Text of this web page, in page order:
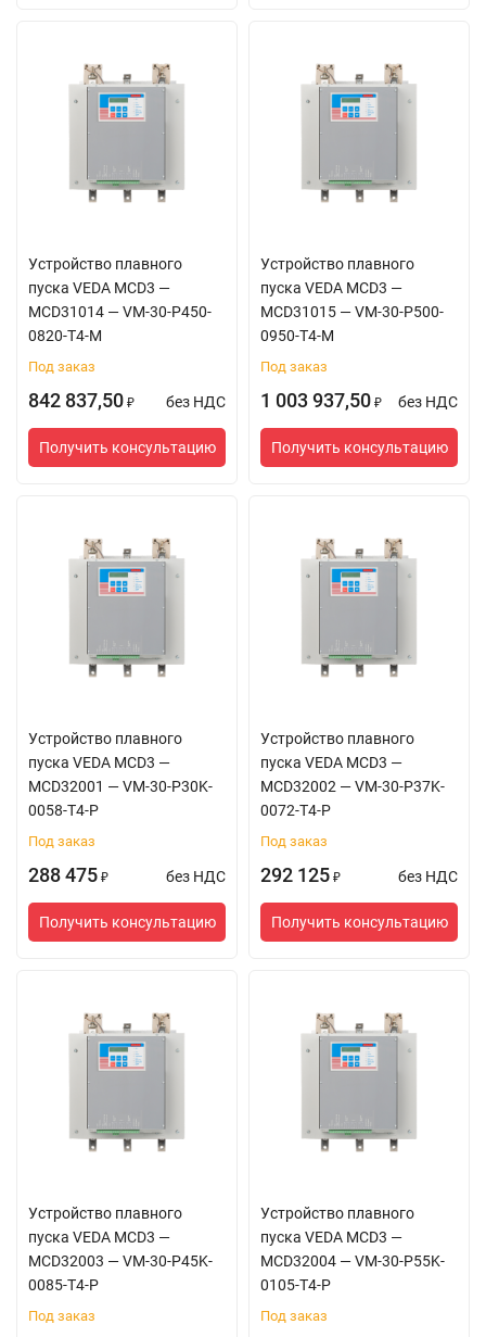
Устройство плавного
пуска VEDA MCD3 —
MCD31014 — VM-30-P450-
0820-T4-M
Под заказ
842 837,50 ₽ без НДС
Получить консультацию
Устройство плавного
пуска VEDA MCD3 —
MCD31015 — VM-30-P500-
0950-T4-M
Под заказ
1 003 937,50 ₽ без НДС
Получить консультацию
Устройство плавного
пуска VEDA MCD3 —
MCD32001 — VM-30-P30K-
0058-T4-P
Под заказ
288 475 ₽ без НДС
Получить консультацию
Устройство плавного
пуска VEDA MCD3 —
MCD32002 — VM-30-P37K-
0072-T4-P
Под заказ
292 125 ₽ без НДС
Получить консультацию
Устройство плавного
пуска VEDA MCD3 —
MCD32003 — VM-30-P45K-
0085-T4-P
Под заказ
Устройство плавного
пуска VEDA MCD3 —
MCD32004 — VM-30-P55K-
0105-T4-P
Под заказ